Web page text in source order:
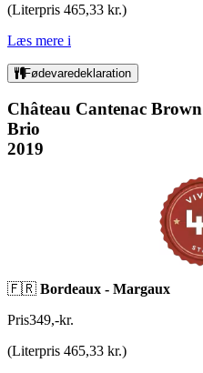
(Literpris 465,33 kr.)
Læs mere i
Fødevaredeklaration
Château Cantenac Brown
Brio
2019
🇫🇷 Bordeaux - Margaux
Pris349,-kr.
(Literpris 465,33 kr.)